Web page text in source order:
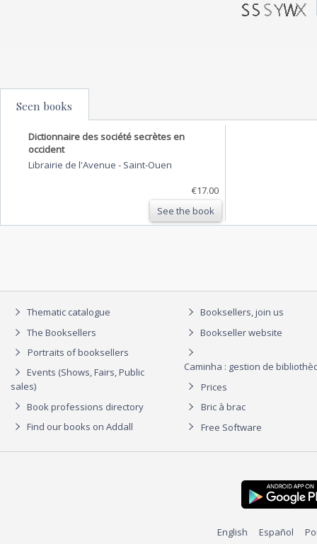
Seen books
Dictionnaire des société secrètes en
occident
Librairie de l'Avenue - Saint-Ouen
€17.00
See the book
Thematic catalogue
The Booksellers
Portraits of booksellers
Events (Shows, Fairs, Public
sales)
Book professions directory
Find our books on Addall
Booksellers, join us
Bookseller website
Caminha : gestion de
Prices
Bric à brac
Free Software
English Español